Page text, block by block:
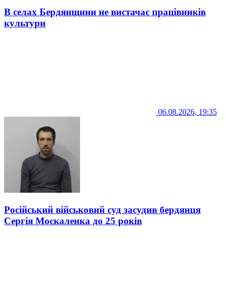
В селах Бердянщини не вистачає працівників
культури
06.08.2026, 19:35
Російський військовий суд засудив бердянця
Сергія Москаленка до 25 років